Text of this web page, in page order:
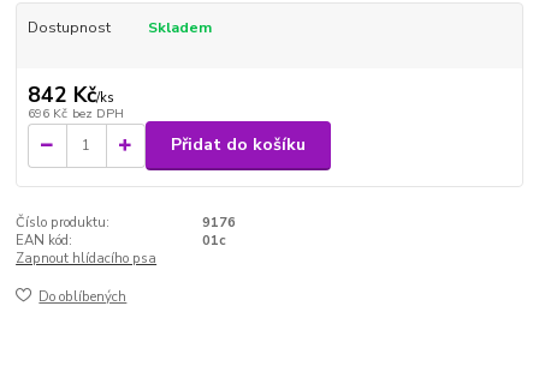
Dostupnost Skladem
842 Kč/ks
696 Kč bez DPH
Přidat do košíku
Číslo produktu:
9176
EAN kód:
01c
Zapnout hlídacího psa
Do oblíbených